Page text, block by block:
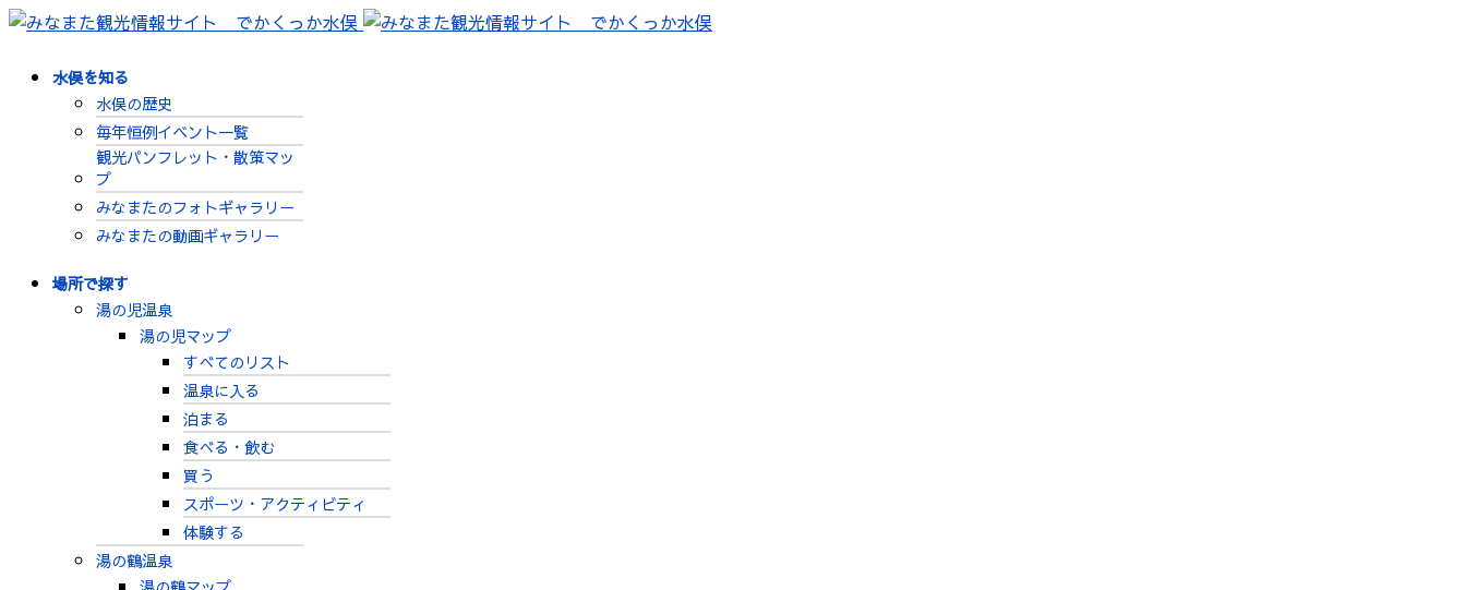
水俣を知る
水俣の歴史
毎年恒例イベント一覧
観光パンフレット・散策マッ
プ
みなまたのフォトギャラリー
みなまたの動画ギャラリー
場所で探す
湯の児温泉
湯の児マップ
すべてのリスト
温泉に入る
泊まる
食べる・飲む
買う
スポーツ・アクティビティ
体験する
湯の鶴温泉